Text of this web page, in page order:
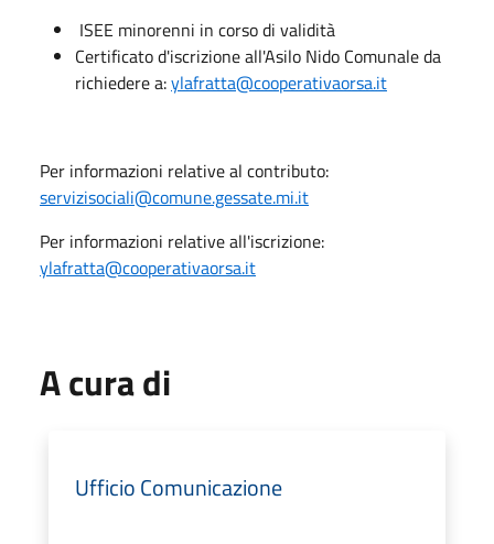
ISEE minorenni in corso di validità
Certificato d'iscrizione all'Asilo Nido Comunale da
richiedere a:ylafratta@cooperativaorsa.it
Per informazioni relative al contributo:
servizisociali@comune.gessate.mi.it
Per informazioni relative all'iscrizione:
ylafratta@cooperativaorsa.it
A cura di
Ufficio Comunicazione